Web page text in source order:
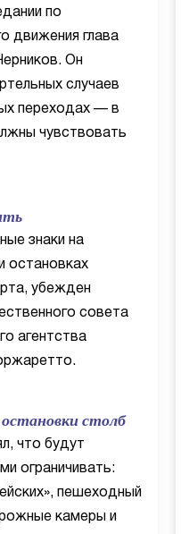
по
движения глава
Он
случаев
переходах — в
чувствовать
знаки на
остановках
убежден
совета
агентства
столб
что будут
ограничивать:
пешеходный
камеры и